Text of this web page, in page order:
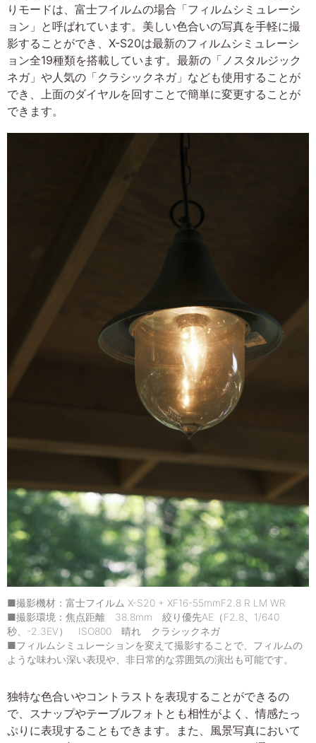
りモードは、富士フイルムの場合「フィルムシミュレーシ
ョン」と呼ばれています。美しい色合いの写真を手軽に撮
影することができ、X-S20は最新のフィルムシミュレーシ
ョン全19種類を搭載しています。最新の「ノスタルジック
ネガ」や人気の「クラシックネガ」なども使用することが
でき、上面のダイヤルを回すことで簡単に変更することが
できます。
■撮影機材：富士フイルム X-S20 + XF16-55mmF2.8 R LM WR
■撮影環境：焦点距離 38.8mm 絞り優先AE（F2.8、1/640
秒、-2.3EV） ISO800 晴れ クラシックネガ
■フィルムシミュレーションを変えて撮影することで、フィルムの
ような味わい深い表現や、非日常的な雰囲気の演出も可能です。
独特な色合いやコントラストを表現することができるの
で、スナップやテーブルフォトとも相性がよく、情感たっ
ぷりに表現することもできます。また、風景写真において